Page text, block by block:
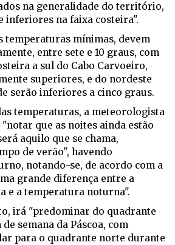
na generalidade do território,
inferiores na faixa costeira".
temperaturas mínimas, devem
entre sete e 10 graus, com
a sul do Cabo Carvoeiro,
superiores, e do nordeste
serão inferiores a cinco graus.
temperaturas, a meteorologista
que as noites ainda estão
aquilo que se chama,
de verão", havendo
notando-se, de acordo com a
grande diferença entre a
e a temperatura noturna".
irá "predominar do quadrante
semana da Páscoa, com
para o quadrante norte durante